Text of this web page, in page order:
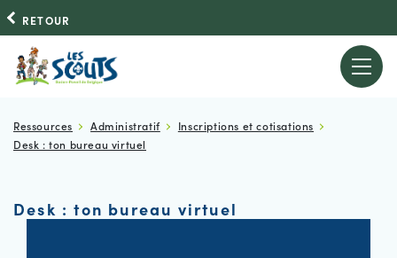
RETOUR
Ressources Administratif
Inscriptions et cotisations
Desk : ton bureau virtuel
Desk : ton bureau virtuel